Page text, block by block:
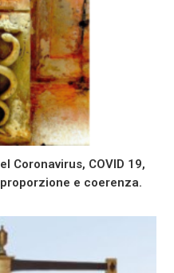
Coronavirus, COVID 19,
e coerenza.